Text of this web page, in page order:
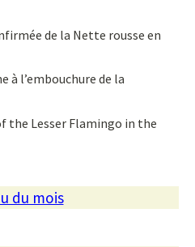
de la Nette rousse en
à l’embouchure de la
the Lesser Flamingo in the
du mois